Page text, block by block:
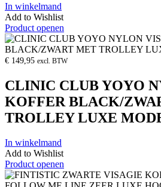
In winkelmand
Add to Wishlist
Product openen
€ 149,95 excl. BTW
CLINIC CLUB YOYO
KOFFER BLACK/
TROLLEY LUXE
In winkelmand
Add to Wishlist
Product openen